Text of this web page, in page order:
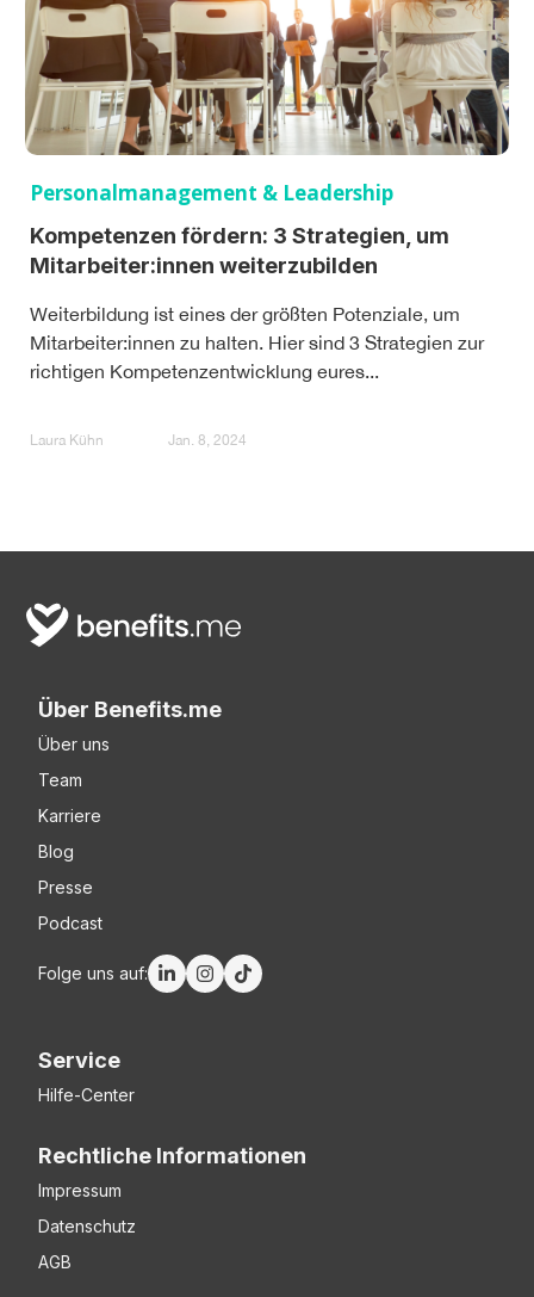
Personalmanagement & Leadership
Kompetenzen fördern: 3 Strategien, um
Mitarbeiter:innen weiterzubilden
Weiterbildung ist eines der größten Potenziale, um
Mitarbeiter:innen zu halten. Hier sind 3 Strategien zur
richtigen Kompetenzentwicklung eures...
Laura Kühn Jan. 8, 2024
Über Benefits.me
Über uns
Team
Karriere
Blog
Presse
Podcast
Folge uns auf:
Service
Hilfe-Center
Rechtliche Informationen
Impressum
Datenschutz
AGB